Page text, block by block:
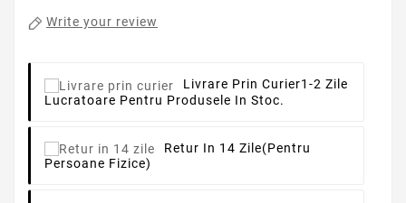
Write your review
Livrare Prin Curier1-2 Zile
Lucratoare Pentru Produsele In Stoc.
Retur In 14 Zile(pentru
Persoane Fizice)